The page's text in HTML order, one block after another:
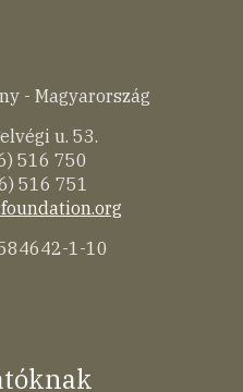
- Magyarország
u. 53.
516 750
516 751
1-10